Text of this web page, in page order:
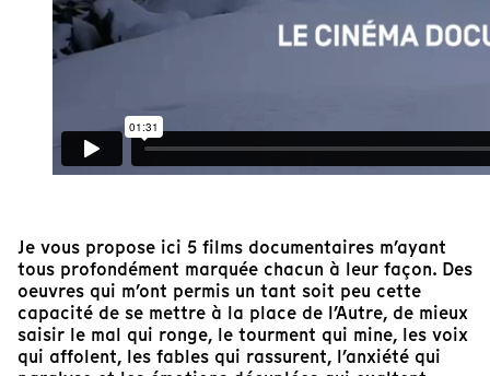
Je vous propose ici 5 films documentaires m’ayant
tous profondément marquée chacun à leur façon. Des
oeuvres qui m’ont permis un tant soit peu cette
capacité de se mettre à la place de l’Autre, de mieux
saisir le mal qui ronge, le tourment qui mine, les voix
qui affolent, les fables qui rassurent, l’anxiété qui